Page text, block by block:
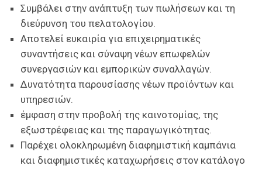
Συμβάλει στην ανάπτυξη των πωλήσεων και τη
διεύρυνση του πελατολογίου.
Αποτελεί ευκαιρία για επιχειρηματικές
συναντήσεις και σύναψη νέων επωφελών
συνεργασιών και εμπορικών συναλλαγών.
Δυνατότητα παρουσίασης νέων προϊόντων και
υπηρεσιών.
έμφαση στην προβολή της καινοτομίας, της
εξωστρέφειας και της παραγωγικότητας.
Παρέχει ολοκληρωμένη διαφημιστική καμπάνια
και διαφημιστικές καταχωρήσεις στον κατάλογο